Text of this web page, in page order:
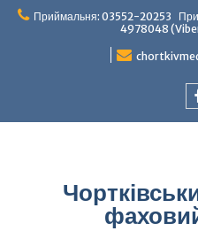
ПерейтиПриймальня: 03552-20253
4978048